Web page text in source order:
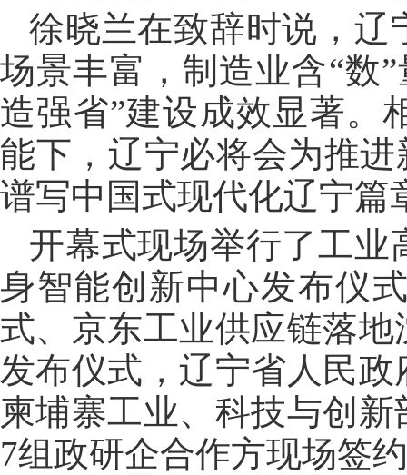
徐晓兰在致辞时说，辽
场景丰富，制造业含“数
造强省”建设成效显著。
能下，辽宁必将会为推
谱写中国式现代化辽宁篇
开幕式现场举行了工业
身智能创新中心发布仪
式、京东工业供应链落
发布仪式，辽宁省人民
柬埔寨工业、科技与创
7组政研企合作方现场签